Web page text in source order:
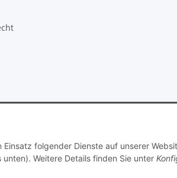
folgender Dienste auf unserer
Weitere Details finden Sie unter